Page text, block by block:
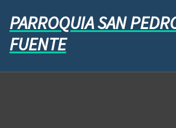
PARROQUIA SAN
FUENTE